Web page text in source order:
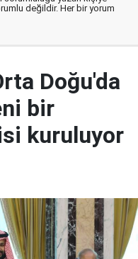
değildir. Her bir yorum
Doğu'da
bir
kuruluyor